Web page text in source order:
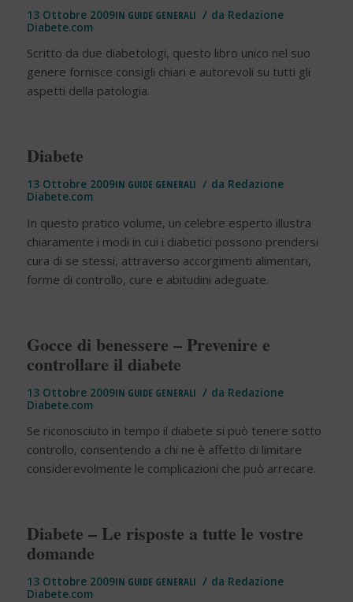
13 Ottobre 2009IN GUIDE GENERALI / da Redazione
Diabete.com
Scritto da due diabetologi, questo libro unico nel suo
genere fornisce consigli chiari e autorevoli su tutti gli
aspetti della patologia.
Diabete
13 Ottobre 2009IN GUIDE GENERALI / da Redazione
Diabete.com
In questo pratico volume, un celebre esperto illustra
chiaramente i modi in cui i diabetici possono prendersi
cura di se stessi, attraverso accorgimenti alimentari,
forme di controllo, cure e abitudini adeguate.
Gocce di benessere – Prevenire e
controllare il diabete
13 Ottobre 2009IN GUIDE GENERALI / da Redazione
Diabete.com
Se riconosciuto in tempo il diabete si può tenere sotto
controllo, consentendo a chi ne è affetto di limitare
considerevolmente le complicazioni che può arrecare.
Diabete – Le risposte a tutte le vostre
domande
13 Ottobre 2009IN GUIDE GENERALI / da Redazione
Diabete.com